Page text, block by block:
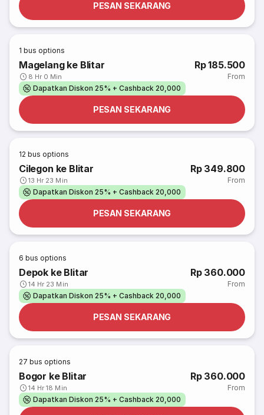
PESAN SEKARANG
1 bus options
Magelang ke Blitar
8 Hr 0 Min
Rp 185.500
From
Dapatkan Diskon 25% + Cashback 20,000
PESAN SEKARANG
12 bus options
Cilegon ke Blitar
13 Hr 23 Min
Rp 349.800
From
Dapatkan Diskon 25% + Cashback 20,000
PESAN SEKARANG
6 bus options
Depok ke Blitar
14 Hr 23 Min
Rp 360.000
From
Dapatkan Diskon 25% + Cashback 20,000
PESAN SEKARANG
27 bus options
Bogor ke Blitar
14 Hr 18 Min
Rp 360.000
From
Dapatkan Diskon 25% + Cashback 20,000